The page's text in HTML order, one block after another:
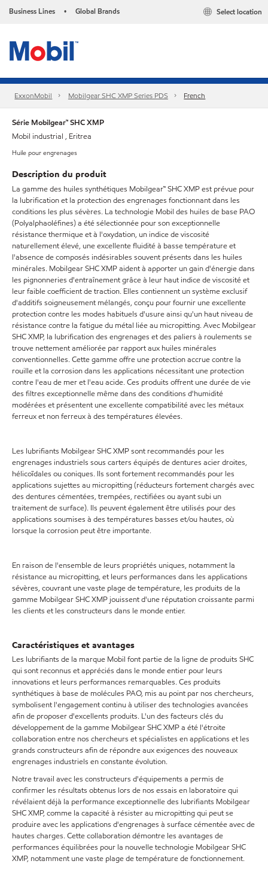
Business Lines • Global Brands Select location
ExxonMobil Mobilgear SHC XMP Series PDS French
Série Mobilgear™ SHC XMP
Mobil industrial , Eritrea
Huile pour engrenages
Description du produit
La gamme des huiles synthétiques Mobilgear™ SHC XMP est prévue pour
la lubrification et la protection des engrenages fonctionnant dans les
conditions les plus sévères. La technologie Mobil des huiles de base PAO
(Polyalphaoléfines) a été sélectionnée pour son exceptionnelle
résistance thermique et à l'oxydation, un indice de viscosité
naturellement élevé, une excellente fluidité à basse température et
l'absence de composés indésirables souvent présents dans les huiles
minérales. Mobilgear SHC XMP aident à apporter un gain d'énergie dans
les pignonneries d'entraînement grâce à leur haut indice de viscosité et
leur faible coefficient de traction. Elles contiennent un système exclusif
d'additifs soigneusement mélangés, conçu pour fournir une excellente
protection contre les modes habituels d'usure ainsi qu'un haut niveau de
résistance contre la fatigue du métal liée au micropitting. Avec Mobilgear
SHC XMP, la lubrification des engrenages et des paliers à roulements se
trouve nettement améliorée par rapport aux huiles minérales
conventionnelles. Cette gamme offre une protection accrue contre la
rouille et la corrosion dans les applications nécessitant une protection
contre l'eau de mer et l'eau acide. Ces produits offrent une durée de vie
des filtres exceptionnelle même dans des conditions d'humidité
modérées et présentent une excellente compatibilité avec les métaux
ferreux et non ferreux à des températures élevées.
Les lubrifiants Mobilgear SHC XMP sont recommandés pour les
engrenages industriels sous carters équipés de dentures acier droites,
hélicoïdales ou coniques. Ils sont fortement recommandés pour les
applications sujettes au micropitting (réducteurs fortement chargés avec
des dentures cémentées, trempées, rectifiées ou ayant subi un
traitement de surface). Ils peuvent également être utilisés pour des
applications soumises à des températures basses et/ou hautes, où
lorsque la corrosion peut être importante.
En raison de l'ensemble de leurs propriétés uniques, notamment la
résistance au micropitting, et leurs performances dans les applications
sévères, couvrant une vaste plage de température, les produits de la
gamme Mobilgear SHC XMP jouissent d'une réputation croissante parmi
les clients et les constructeurs dans le monde entier.
Caractéristiques et avantages
Les lubrifiants de la marque Mobil font partie de la ligne de produits SHC
qui sont reconnus et appréciés dans le monde entier pour leurs
innovations et leurs performances remarquables. Ces produits
synthétiques à base de molécules PAO, mis au point par nos chercheurs,
symbolisent l'engagement continu à utiliser des technologies avancées
afin de proposer d'excellents produits. L'un des facteurs clés du
développement de la gamme Mobilgear SHC XMP a été l'étroite
collaboration entre nos chercheurs et spécialistes en applications et les
grands constructeurs afin de répondre aux exigences des nouveaux
engrenages industriels en constante évolution.
Notre travail avec les constructeurs d'équipements a permis de
confirmer les résultats obtenus lors de nos essais en laboratoire qui
révélaient déjà la performance exceptionnelle des lubrifiants Mobilgear
SHC XMP, comme la capacité à résister au micropitting qui peut se
produire avec les applications d'engrenages à surface cémentée avec de
hautes charges. Cette collaboration démontre les avantages de
performances équilibrées pour la nouvelle technologie Mobilgear SHC
XMP, notamment une vaste plage de température de fonctionnement.